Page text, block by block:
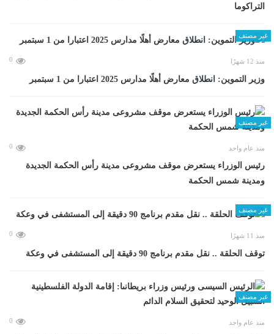
التراكوما
غير مصنف
منذ 12 شهرًا 0
وزير التموين: انطلاق معارض أهلًا مدارس 2025 اعتبارا من 1 سبتمبر
غير مصنف
منذ عام واحد 0
رئيس الوزراء يستعرض موقف مشروعى مدينة رأس الحكمة الجديدة
ومدينة شمس الحكمة
غير مصنف
منذ 11 شهرًا 0
توقف الحلقة .. نقل مقدم برنامج 90 دقيقة إلى المستشفى في وعكة
غير مصنف
منذ عام واحد 0